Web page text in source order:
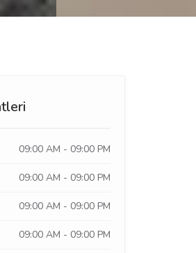
09:00 AM - 09:00 PM
09:00 AM - 09:00 PM
09:00 AM - 09:00 PM
09:00 AM - 09:00 PM